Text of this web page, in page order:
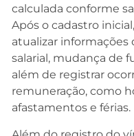
calculada conforme
Após o cadastro
atualizar
salarial, mudança de
além de registrar
remuneração, como
afastamentos e férias.